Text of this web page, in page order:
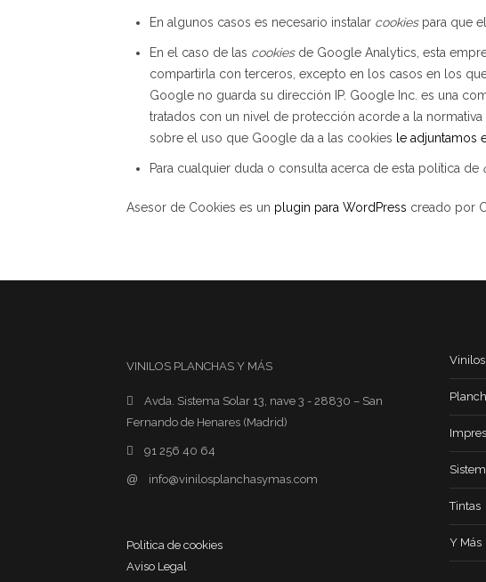
En algunos casos es necesario instalar cookiespara que
En el caso de las cookiesde Google Analytics, esta
compartirla con terceros, excepto en los casos en los
Google no guarda su dirección IP. Google Inc. es una
tratados con un nivel de protección acorde a la
sobre el uso que Google da a las cookies le adjuntamos
Para cualquier duda o consulta acerca de esta política de
Asesor de Cookies es un plugin para WordPress creado por
VINILOS PLANCHAS Y MÁS
Avda. Sistema Solar 13, nave 3 - 28830 – San
Fernando de Henares (Madrid)
91 256 40 64
@ info@vinilosplanchasymas.com
Politica de cookies
Aviso Legal
Vinilos
Tintas
Y Más